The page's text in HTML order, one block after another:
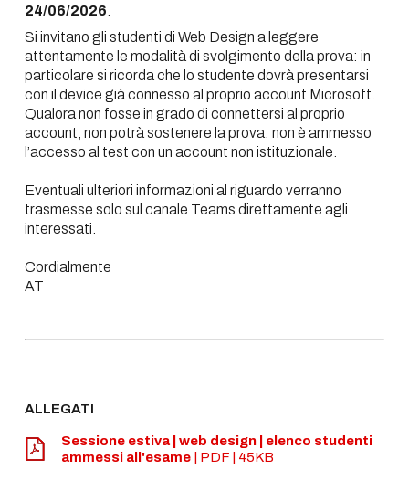
24/06/2026
Si invitano gli studenti di Web Design a leggere
attentamente le modalità di svolgimento della prova: in
particolare si ricorda che lo studente dovrà presentarsi
con il device già connesso al proprio account Microsoft.
Qualora non fosse in grado di connettersi al proprio
account, non potrà sostenere la prova: non è ammesso
l’accesso al test con un account non istituzionale.
Eventuali ulteriori informazioni al riguardo verranno
trasmesse solo sul canale Teams direttamente agli
interessati.
Cordialmente
AT
ALLEGATI
Sessione estiva | web design | elenco studenti
ammessi all'esame| PDF | 45KB